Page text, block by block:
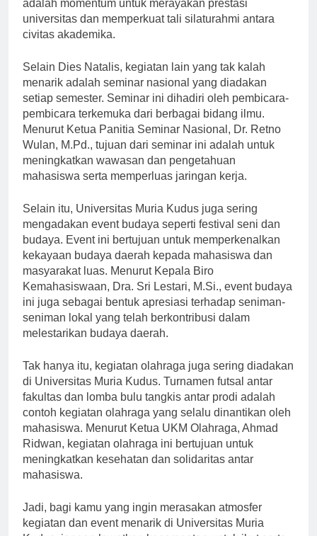
adalah momentum untuk merayakan prestasi
universitas dan memperkuat tali silaturahmi antara
Selain Dies Natalis, kegiatan lain yang tak kalah
menarik adalah seminar nasional yang diadakan
setiap semester. Seminar ini dihadiri oleh pembicara-
pembicara terkemuka dari berbagai bidang ilmu.
Menurut Ketua Panitia Seminar Nasional, Dr. Retno
Wulan, M.Pd., tujuan dari seminar ini adalah untuk
meningkatkan wawasan dan pengetahuan
Selain itu, Universitas Muria Kudus juga sering
mengadakan event budaya seperti festival seni dan
budaya. Event ini bertujuan untuk memperkenalkan
kekayaan budaya daerah kepada mahasiswa dan
masyarakat luas. Menurut Kepala Biro
Kemahasiswaan, Dra. Sri Lestari, M.Si., event budaya
ini juga sebagai bentuk apresiasi terhadap seniman-
seniman lokal yang telah berkontribusi dalam
Tak hanya itu, kegiatan olahraga juga sering diadakan
di Universitas Muria Kudus. Turnamen futsal antar
fakultas dan lomba bulu tangkis antar prodi adalah
contoh kegiatan olahraga yang selalu dinantikan oleh
mahasiswa. Menurut Ketua UKM Olahraga, Ahmad
Ridwan, kegiatan olahraga ini bertujuan untuk
meningkatkan kesehatan dan solidaritas antar
Jadi, bagi kamu yang ingin merasakan atmosfer